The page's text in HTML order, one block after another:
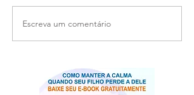
Escreva um comentário